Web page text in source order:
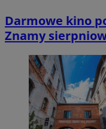
Darmowe kino
Znamy